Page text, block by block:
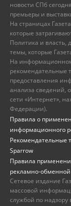
новости СПб
премьеры и
На страницах
которые
Политика и власть,
темы, которые
На
рекомендательные
предоставления
анализа сведений,
сети «Интернет»,
Федерации).
Правила о
информационного
Рекомендательные
Sparrow
Правила
рекламно-
Сетевое издание
массовой
службой по